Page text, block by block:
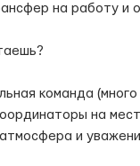
на работу и
команда (много
на
и